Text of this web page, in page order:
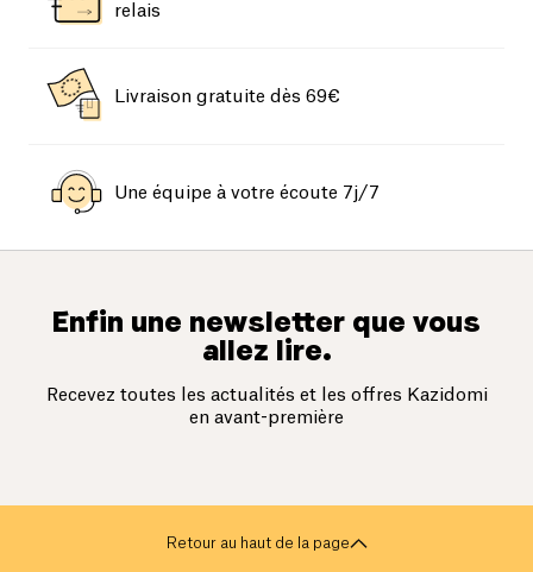
relais
Livraison gratuite dès 69€
Une équipe à votre écoute 7j/7
Enfin une newsletter que vous
allez lire.
Recevez toutes les actualités et les offres Kazidomi
en avant-première
Retour au haut de la page